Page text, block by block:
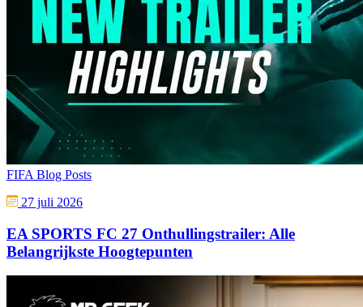
FIFA Blog Posts
27 juli 2026
EA SPORTS FC 27 Onthullingstrailer: Alle
Belangrijkste Hoogtepunten